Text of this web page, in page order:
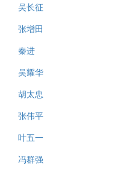
吴长征
张增田
秦进
吴耀华
胡太忠
张伟平
叶五一
冯群强